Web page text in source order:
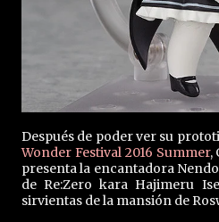
Después de poder ver su
Wonder Festival 2016 Summer,
presenta la encantadora
de Re:Zero kara Hajimeru
sirvientas de la mansión de